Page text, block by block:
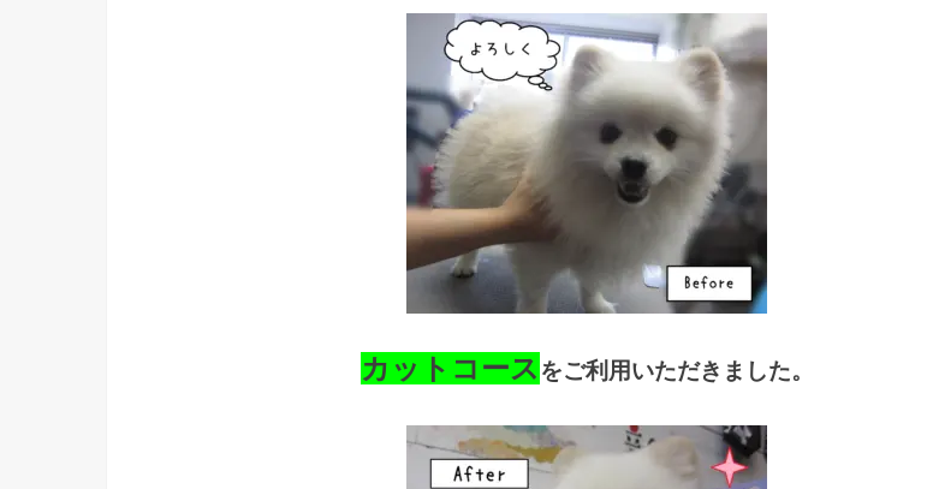
カットコース をご利用いただきました。